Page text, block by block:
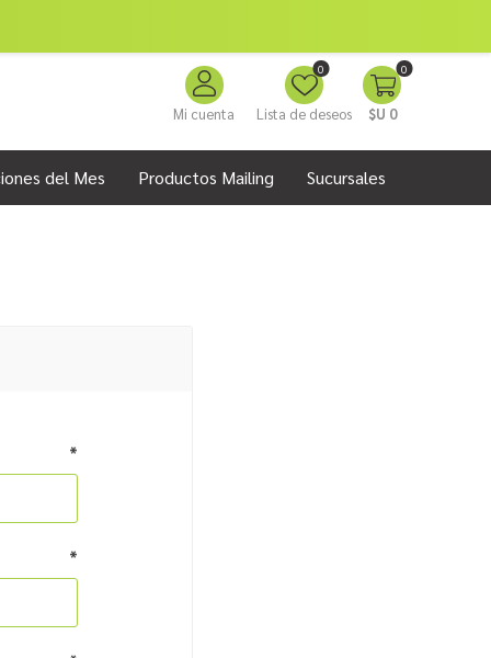
Mi cuenta Lista de deseos
0 0
$U 0
del Mes Productos Mailing Sucursales
*
*